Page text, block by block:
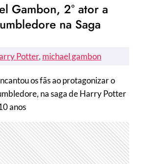
Gambon, 2° ator a
na Saga
Potter, michael gambon
os fãs ao protagonizar o
na saga de Harry Potter
anos